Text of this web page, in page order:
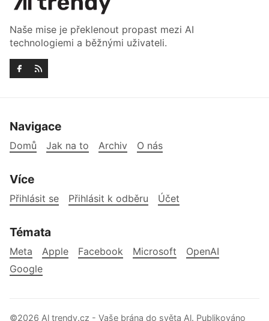
Naše mise je překlenout propast mezi AI
technologiemi a běžnými uživateli.
Navigace
Domů Jak na to Archiv O nás
Více
Přihlásit se Přihlásit k odběru Účet
Témata
Meta Apple Facebook Microsoft
OpenAI
Google
©2026 Al trendy.cz - Vaše brána do světa Al. Publikováno